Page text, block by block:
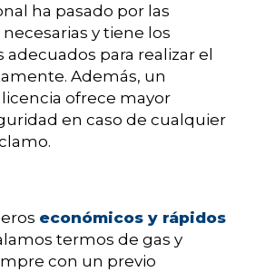
ha pasado por las
y tiene los
para realizar el
Además, un
ofrece mayor
en caso de cualquier
económicos y rápidos
termos de gas y
con un previo